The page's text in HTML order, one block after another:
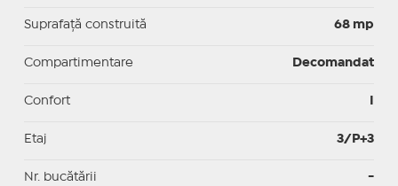
Suprafaţă construită 68 mp
Compartimentare Decomandat
Confort
Etaj 3/P+3
Nr. bucătării -